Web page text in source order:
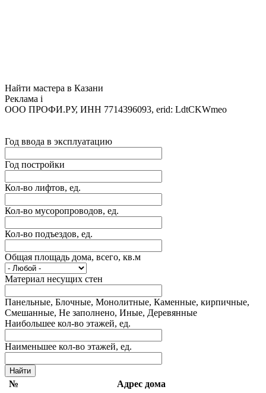
Найти мастера в Казани
Реклама i
ООО ПРОФИ.РУ, ИНН 7714396093, erid: LdtCKWmeo
Год ввода в эксплуатацию
Год постройки
Кол-во лифтов, ед.
Кол-во мусоропроводов, ед.
Кол-во подъездов, ед.
Общая площадь дома, всего, кв.м
Материал несущих стен
Панельные, Блочные, Монолитные, Каменные, кирпичные,
Смешанные, Не заполнено, Иные, Деревянные
Наибольшее кол-во этажей, ед.
Наименьшее кол-во этажей, ед.
№
Адрес дома